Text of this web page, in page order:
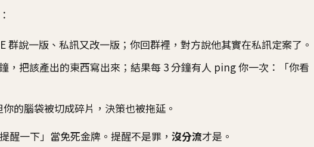
群說一版、私訊又改一版；你回群裡，對方說他其實在私訊定案了。
，把該產出的東西寫出來；結果每 3 分鐘有人 ping 你一次：「你看
的腦袋被切成碎片，決策也被拖延。
醒一下」當免死金牌。提醒不是罪， 沒分流才是。